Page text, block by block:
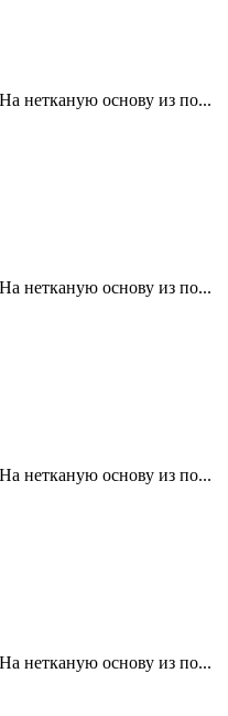
нетканую основу из по...
нетканую основу из по...
нетканую основу из по...
нетканую основу из по...